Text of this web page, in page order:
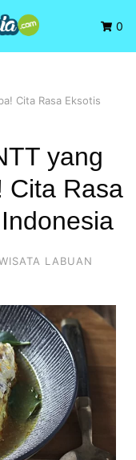
0
Cita Rasa Eksotis
yang
Cita Rasa
LABUAN